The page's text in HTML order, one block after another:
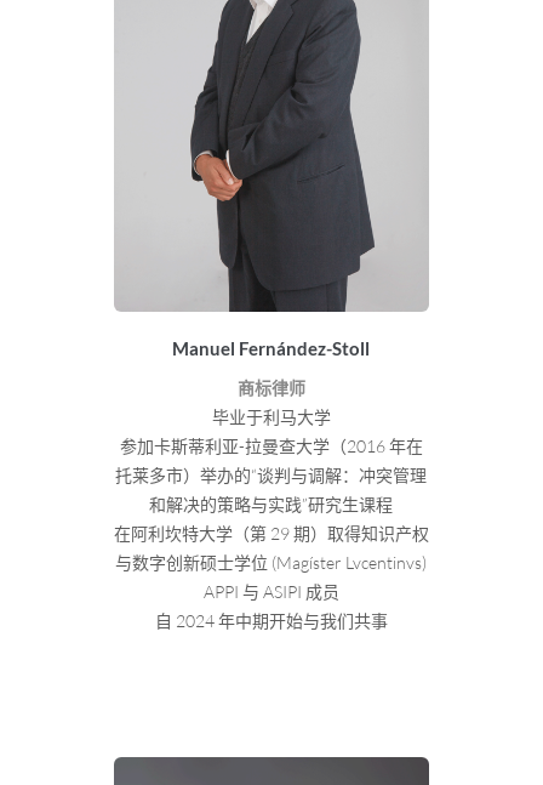
Manuel Fernández-Stoll
商标律师
毕业于利马大学
参加卡斯蒂利亚-拉曼查大学（2016 年在
托莱多市）举办的“谈判与调解：冲突管理
和解决的策略与实践”研究生课程
在阿利坎特大学（第 29 期）取得知识产权
与数字创新硕士学位 (Magíster Lvcentinvs)
APPI 与 ASIPI 成员
自 2024 年中期开始与我们共事